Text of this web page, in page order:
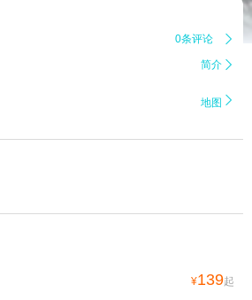
0条评论 
简介 
地图 
¥139起